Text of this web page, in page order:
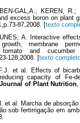
GAL,A.; KEREN, R.;
excess boron on plant
87,2008. [ texto
A. Interactive
membrane
tomato and
128,2008. [ texto
et al. Effects of
capacity of Fe-
Journal of Plant Nutrition,
et al. Marcha de
sob fertirrigação em